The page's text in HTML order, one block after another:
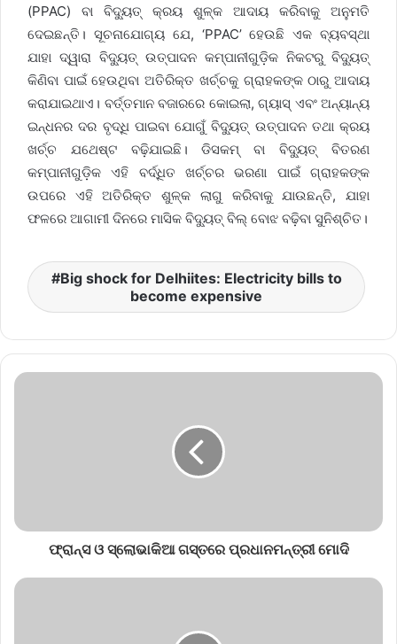
(PPAC) ବା ବିଦ୍ୟୁତ୍ କ୍ରୟ ଶୁଳ୍କ ଆଦାୟ କରିବାକୁ ଅନୁମତି
ଦେଇଛନ୍ତି। ସୂଚନାଯୋଗ୍ୟ ଯେ, ‘PPAC’ ହେଉଛି ଏକ ବ୍ୟବସ୍ଥା
ଯାହା ଦ୍ୱାରା ବିଦ୍ୟୁତ୍ ଉତ୍ପାଦନ କମ୍ପାନୀଗୁଡ଼ିକ ନିକଟରୁ ବିଦ୍ୟୁତ୍
କିଣିବା ପାଇଁ ହେଉଥିବା ଅତିରିକ୍ତ ଖର୍ଚ୍ଚକୁ ଗ୍ରାହକଙ୍କ ଠାରୁ ଆଦାୟ
କରାଯାଇଥାଏ। ବର୍ତ୍ତମାନ ବଜାରରେ କୋଇଲା, ଗ୍ୟାସ୍ ଏବଂ ଅନ୍ୟାନ୍ୟ
ଇନ୍ଧନର ଦର ବୃଦ୍ଧି ପାଇବା ଯୋଗୁଁ ବିଦ୍ୟୁତ୍ ଉତ୍ପାଦନ ତଥା କ୍ରୟ
ଖର୍ଚ୍ଚ ଯଥେଷ୍ଟ ବଢ଼ିଯାଇଛି। ଡିସକମ୍ ବା ବିଦ୍ୟୁତ୍ ବିତରଣ
କମ୍ପାନୀଗୁଡ଼ିକ ଏହି ବର୍ଦ୍ଧିତ ଖର୍ଚ୍ଚର ଭରଣା ପାଇଁ ଗ୍ରାହକଙ୍କ
ଉପରେ ଏହି ଅତିରିକ୍ତ ଶୁଳ୍କ ଲାଗୁ କରିବାକୁ ଯାଉଛନ୍ତି, ଯାହା
ଫଳରେ ଆଗାମୀ ଦିନରେ ମାସିକ ବିଦ୍ୟୁତ୍ ବିଲ୍‌ ବୋଝ ବଢ଼ିବା ସୁନିଶ୍ଚିତ।
Big shock for Delhiites: Electricity bills to
become expensive
ଫ୍ରାନ୍ସ ଓ ସ୍ଲୋଭାକିଆ ଗସ୍ତରେ ପ୍ରଧାନମନ୍ତ୍ରୀ ମୋଦି